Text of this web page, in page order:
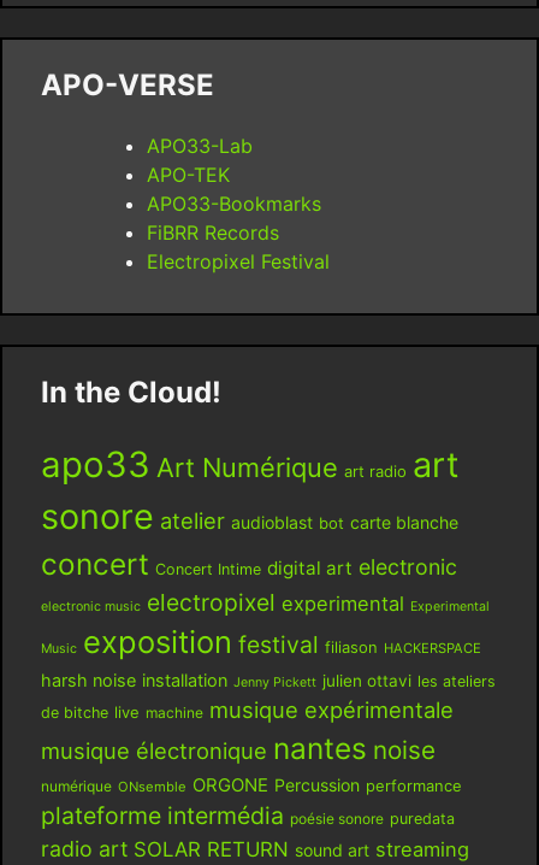
APO-VERSE
APO33-Lab
APO-TEK
APO33-Bookmarks
FiBRR Records
Electropixel Festival
In the Cloud!
apo33 Art Numérique art radio art
sonore atelier audioblast bot carte blanche
concert Concert Intime digital art electronic
electronic music electropixel experimental Experimental
Music exposition festival filiason HACKERSPACE
harsh noise installation Jenny Pickett julien ottavi les ateliers
de bitche live machine musique expérimentale
musique électronique nantes noise
numérique ONsemble ORGONE Percussion performance
plateforme intermédia poésie sonore puredata
radio art SOLAR RETURN sound art streaming